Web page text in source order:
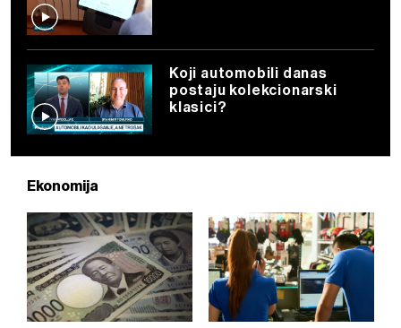
Koji automobili danas
postaju kolekcionarski
klasici?
Ekonomija